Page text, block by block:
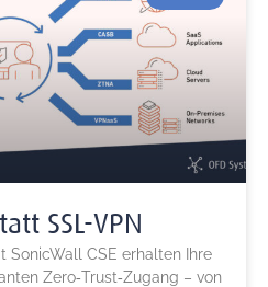
SSL‑VPN
SonicWall CSE erhalten Ihre
Zero‑Trust‑Zugang – von